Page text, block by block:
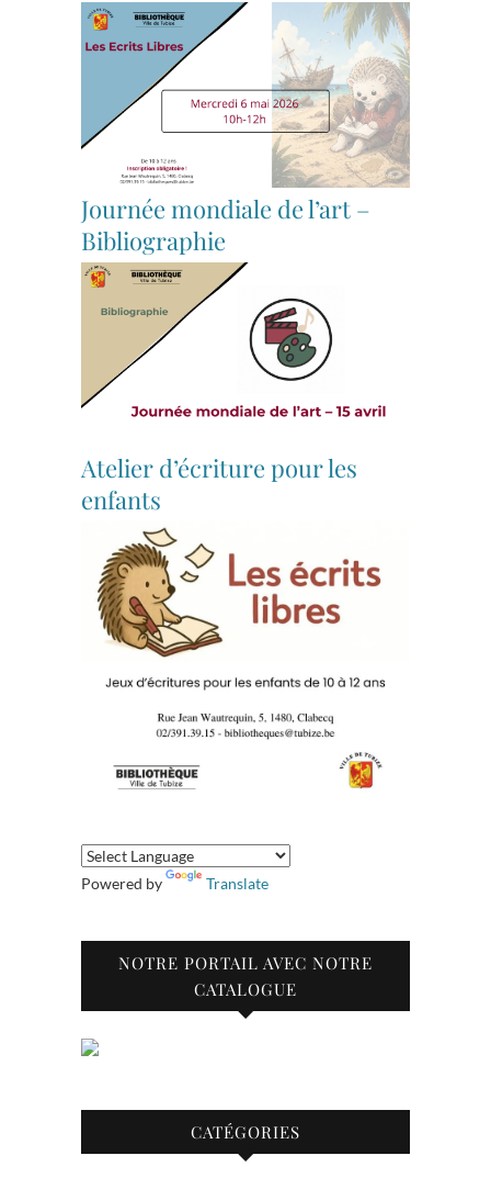
Journée mondiale de l’art –
Bibliographie
Atelier d’écriture pour les
enfants
Powered by Translate
NOTRE PORTAIL AVEC NOTRE
CATALOGUE
CATÉGORIES